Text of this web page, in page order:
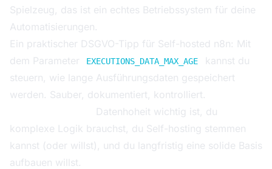
Spielzeug, das ist ein echtes Betriebssystem für deine
Automatisierungen.
Ein praktischer DSGVO-Tipp für Self-hosted n8n: Mit
dem Parameter
EXECUTIONS_DATA_MAX_AGE
kannst du
steuern, wie lange Ausführungsdaten gespeichert
werden. Sauber, dokumentiert, kontrolliert.
Datenhoheit wichtig ist, du
komplexe Logik brauchst, du Self-hosting stemmen
kannst (oder willst), und du langfristig eine solide Basis
aufbauen willst.